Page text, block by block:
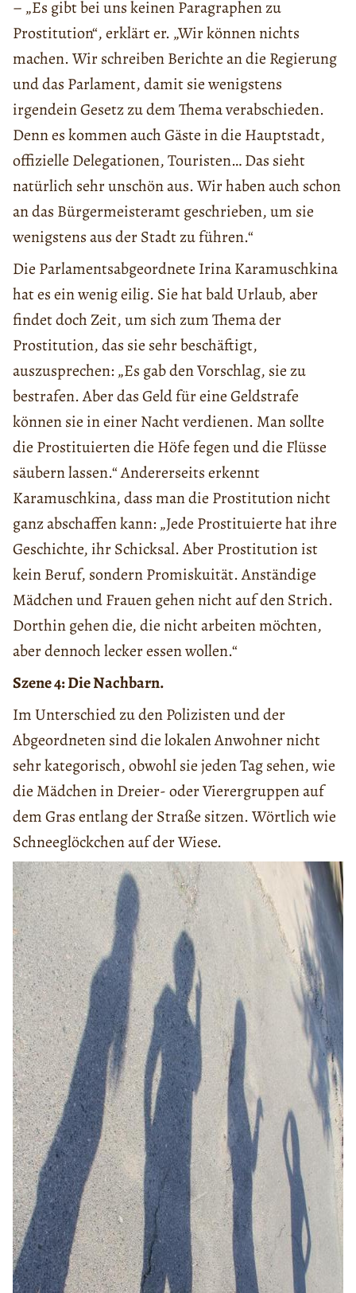
– „Es gibt bei uns keinen Paragraphen zu
Prostitution“, erklärt er. „Wir können nichts
machen. Wir schreiben Berichte an die Regierung
und das Parlament, damit sie wenigstens
irgendein Gesetz zu dem Thema verabschieden.
Denn es kommen auch Gäste in die Hauptstadt,
offizielle Delegationen, Touristen… Das sieht
natürlich sehr unschön aus. Wir haben auch schon
an das Bürgermeisteramt geschrieben, um sie
wenigstens aus der Stadt zu führen.“
Die Parlamentsabgeordnete Irina Karamuschkina
hat es ein wenig eilig. Sie hat bald Urlaub, aber
findet doch Zeit, um sich zum Thema der
Prostitution, das sie sehr beschäftigt,
auszusprechen: „Es gab den Vorschlag, sie zu
bestrafen. Aber das Geld für eine Geldstrafe
können sie in einer Nacht verdienen. Man sollte
die Prostituierten die Höfe fegen und die Flüsse
säubern lassen.“ Andererseits erkennt
Karamuschkina, dass man die Prostitution nicht
ganz abschaffen kann: „Jede Prostituierte hat ihre
Geschichte, ihr Schicksal. Aber Prostitution ist
kein Beruf, sondern Promiskuität. Anständige
Mädchen und Frauen gehen nicht auf den Strich.
Dorthin gehen die, die nicht arbeiten möchten,
aber dennoch lecker essen wollen.“
Szene 4: Die Nachbarn.
Im Unterschied zu den Polizisten und der
Abgeordneten sind die lokalen Anwohner nicht
sehr kategorisch, obwohl sie jeden Tag sehen, wie
die Mädchen in Dreier- oder Vierergruppen auf
dem Gras entlang der Straße sitzen. Wörtlich wie
Schneeglöckchen auf der Wiese.